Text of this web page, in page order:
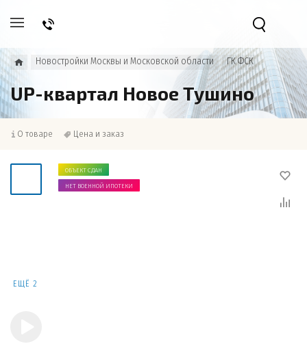
Новостройки Москвы и Московской области ГК ФСК
UP-квартал Новое Тушино
О товаре Цена и заказ
ЕЩЁ 2
ОБЪЕКТ СДАН
НЕТ ВОЕННОЙ ИПОТЕКИ